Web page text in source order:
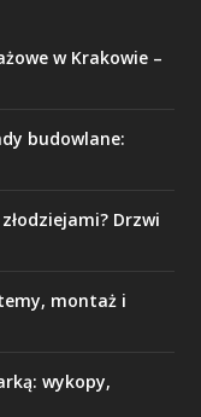
w Krakowie –
budowlane:
Drzwi
montaż i
wykopy,